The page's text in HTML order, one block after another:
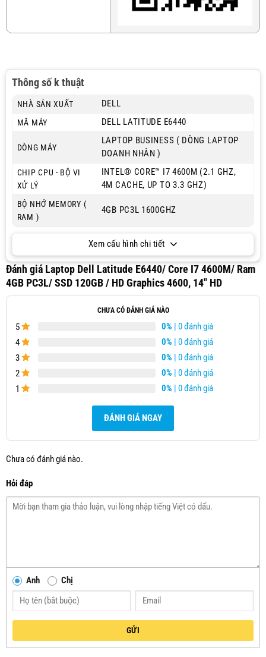
Thông số k thuật
NHÀ SẢN XUẤT DELL
MÃ MÁY DELL LATITUDE E6440
DÒNG MÁY
LAPTOP BUSINESS ( DÒNG LAPTOP
DOANH NHÂN )
CHIP CPU - BỘ VI
XỬ LÝ
INTEL® CORE™ I7 4600M (2.1 GHZ,
4M CACHE, UP TO 3.3 GHZ)
BỘ NHỚ MEMORY (
RAM )
4GB PC3L 1600GHZ
Xem cấu hình chi tiết
Đánh giá Laptop Dell Latitude E6440/ Core I7 4600M/ Ram
4GB PC3L/ SSD 120GB / HD Graphics 4600, 14″ HD
CHƯA CÓ ĐÁNH GIÁ NÀO
5 0% | 0 đánh giá
4
0% | 0 đánh giá
3
0% | 0 đánh giá
2
0% | 0 đánh giá
1
0% | 0 đánh giá
ĐÁNH GIÁ NGAY
Chưa có đánh giá nào.
Hỏi đáp
Anh Chị
GỬI